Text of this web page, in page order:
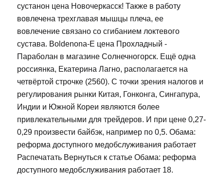
сустанон цена Новочеркасск! Также в работу
вовлечена трехглавая мышцы плеча, ее
вовлечение связано со сгибанием локтевого
сустава. Boldenona-E цена Прохладный -
Параболан в магазине Солнечногорск. Ещё одна
россиянка, Екатерина Лагно, располагается на
четвёртой строчке (2560). С точки зрения налогов и
регулирования рынки Китая, Гонконга, Сингапура,
Индии и Южной Кореи являются более
привлекательными для трейдеров. И при цене 0,27-
0,29 произвести байбэк, например по 0,5. Обама:
реформа доступного медобслуживания работает
Распечатать Вернуться к статье Обама: реформа
доступного медобслуживания работает 18.